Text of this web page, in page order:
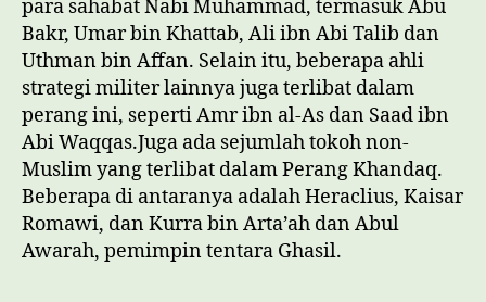
para sahabat Nabi Muhammad, termasuk Abu
Bakr, Umar bin Khattab, Ali ibn Abi Talib dan
Uthman bin Affan. Selain itu, beberapa ahli
strategi militer lainnya juga terlibat dalam
perang ini, seperti Amr ibn al-As dan Saad ibn
Abi Waqqas.Juga ada sejumlah tokoh non-
Muslim yang terlibat dalam Perang Khandaq.
Beberapa di antaranya adalah Heraclius, Kaisar
Romawi, dan Kurra bin Arta’ah dan Abul
Awarah, pemimpin tentara Ghasil.